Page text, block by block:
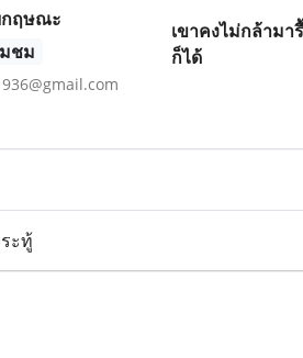
ฤษณะ
ชม
เขาคงไม่กล้าม
ก็ได้
ะทู้